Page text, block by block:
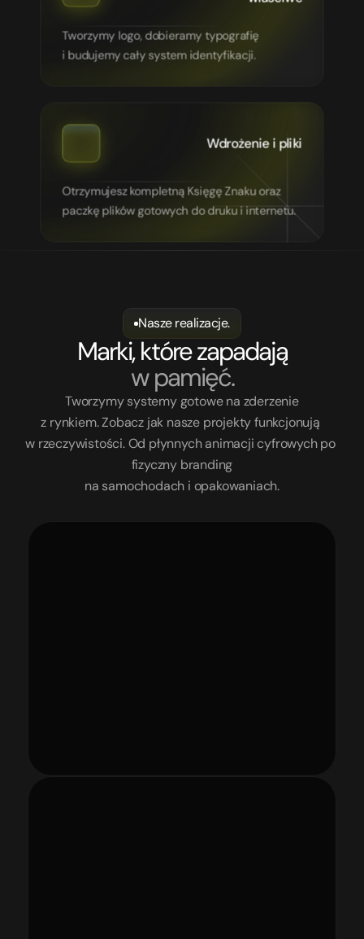
Tworzymy logo, dobieramy typografię
i budujemy cały system identyfikacji.
Wdrożenie i pliki
Otrzymujesz kompletną Księgę Znaku oraz
paczkę plików gotowych do druku i internetu.
Nasze realizacje.
Marki, które zapadają
w pamięć.
Tworzymy systemy gotowe na zderzenie
z rynkiem. Zobacz jak nasze projekty funkcjonują
w rzeczywistości. Od płynnych animacji cyfrowych po
fizyczny branding
na samochodach i opakowaniach.